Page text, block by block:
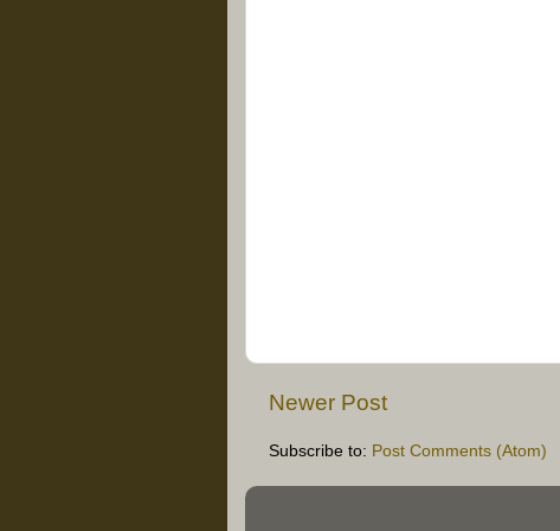
Newer Post
Subscribe to: Post Comments (Atom)